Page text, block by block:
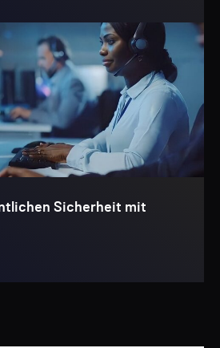
Sicherheit mit